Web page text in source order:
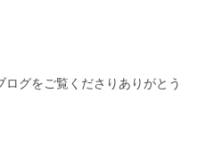
ログをご覧くださりありがとう